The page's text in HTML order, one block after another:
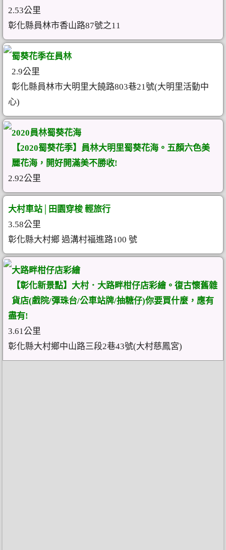
2.53公里
彰化縣員林市香山路87號之11
蜀葵花季在員林
2.9公里
彰化縣員林市大明里大饒路803巷21號(大明里活動中
心)
2020員林蜀葵花海
【2020蜀葵花季】員林大明里蜀葵花海。五顏六色美
麗花海，開好開滿美不勝收!
2.92公里
大村車站│田園穿梭 輕旅行
3.58公里
彰化縣大村鄉 過溝村福進路100 號
大路畔柑仔店彩繪
【彰化新景點】大村．大路畔柑仔店彩繪。復古懷舊雜
貨店(戲院/彈珠台/公車站牌/抽糖仔)你要買什麼，應有
盡有!
3.61公里
彰化縣大村鄉中山路三段2巷43號(大村慈鳳宮)